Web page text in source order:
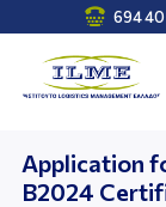
 694
Application
B2024